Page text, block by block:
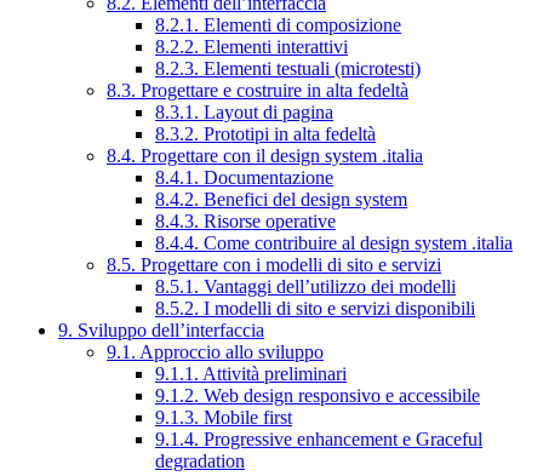
8.2.1. Elementi di composizione
8.2.2. Elementi interattivi
8.2.3. Elementi testuali (microtesti)
8.3. Progettare e costruire in alta fedeltà
8.3.1. Layout di pagina
8.3.2. Prototipi in alta fedeltà
8.4. Progettare con il design system .italia
8.4.1. Documentazione
8.4.2. Benefici del design system
8.4.3. Risorse operative
8.4.4. Come contribuire al design system .italia
8.5. Progettare con i modelli di sito e servizi
8.5.1. Vantaggi dell’utilizzo dei modelli
8.5.2. I modelli di sito e servizi disponibili
9. Sviluppo dell’interfaccia
9.1. Approccio allo sviluppo
9.1.1. Attività preliminari
9.1.2. Web design responsivo e accessibile
9.1.3. Mobile first
9.1.4. Progressive enhancement e Graceful
degradation